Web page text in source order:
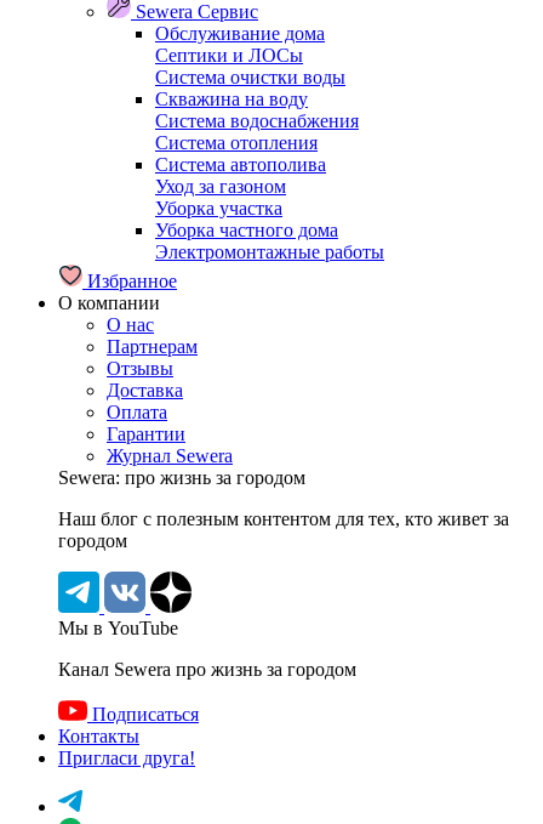
Sewera Сервис
Обслуживание дома
Септики и ЛОСы
Система очистки воды
Скважина на воду
Система водоснабжения
Система отопления
Система автополива
Уход за газоном
Уборка участка
Уборка частного дома
Электромонтажные работы
Избранное
О компании
О нас
Партнерам
Отзывы
Доставка
Оплата
Гарантии
Журнал Sewera
Sewera: про жизнь за городом
Наш блог c полезным контентом для тех, кто живет за
городом
Мы в YouTube
Канал Sewera про жизнь за городом
Подписаться
Контакты
Пригласи друга!